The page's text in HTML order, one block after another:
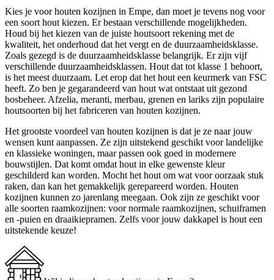
Kies je voor houten kozijnen in Empe, dan moet je tevens nog voor
een soort hout kiezen. Er bestaan verschillende mogelijkheden.
Houd bij het kiezen van de juiste houtsoort rekening met de
kwaliteit, het onderhoud dat het vergt en de duurzaamheidsklasse.
Zoals gezegd is de duurzaamheidsklasse belangrijk. Er zijn vijf
verschillende duurzaamheidsklassen. Hout dat tot klasse 1 behoort,
is het meest duurzaam. Let erop dat het hout een keurmerk van FSC
heeft. Zo ben je gegarandeerd van hout wat ontstaat uit gezond
bosbeheer. Afzelia, meranti, merbau, grenen en lariks zijn populaire
houtsoorten bij het fabriceren van houten kozijnen.
Het grootste voordeel van houten kozijnen is dat je ze naar jouw
wensen kunt aanpassen. Ze zijn uitstekend geschikt voor landelijke
en klassieke woningen, maar passen ook goed in modernere
bouwstijlen. Dat komt omdat hout in elke gewenste kleur
geschilderd kan worden. Mocht het hout om wat voor oorzaak stuk
raken, dan kan het gemakkelijk gerepareerd worden. Houten
kozijnen kunnen zo jarenlang meegaan. Ook zijn ze geschikt voor
alle soorten raamkozijnen: voor normale raamkozijnen, schuiframen
en -puien en draaikiepramen. Zelfs voor jouw dakkapel is hout een
uitstekende keuze!